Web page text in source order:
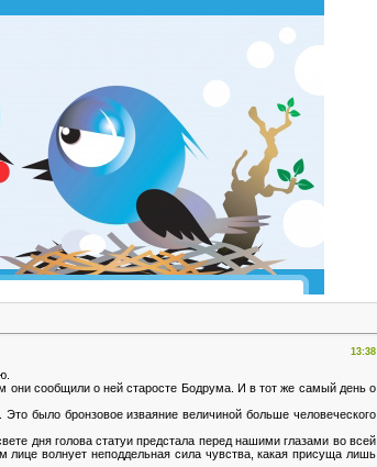
13:38
они сообщили о ней старосте Бодрума. И в тот же самый день о
было бронзовое изваяние величиной больше человеческого
дня голова статуи предстала перед нашими глазами во всей
волнует неподдельная сила чувства, какая присуща лишь